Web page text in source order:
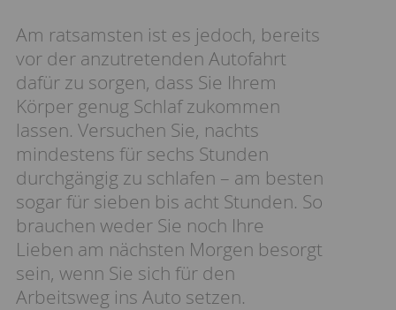
Am ratsamsten ist es jedoch, bereits
vor der anzutretenden Autofahrt
dafür zu sorgen, dass Sie Ihrem
Körper genug Schlaf zukommen
lassen. Versuchen Sie, nachts
mindestens für sechs Stunden
durchgängig zu schlafen – am besten
sogar für sieben bis acht Stunden. So
brauchen weder Sie noch Ihre
Lieben am nächsten Morgen besorgt
sein, wenn Sie sich für den
Arbeitsweg ins Auto setzen.